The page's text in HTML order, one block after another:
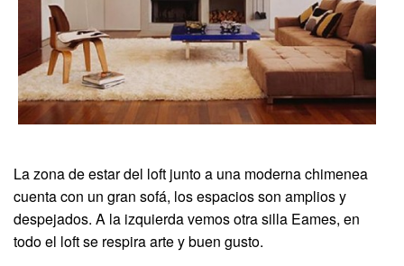
La zona de estar del loft junto a una moderna chimenea
cuenta con un gran sofá, los espacios son amplios y
despejados. A la izquierda vemos otra silla Eames, en
todo el loft se respira arte y buen gusto.